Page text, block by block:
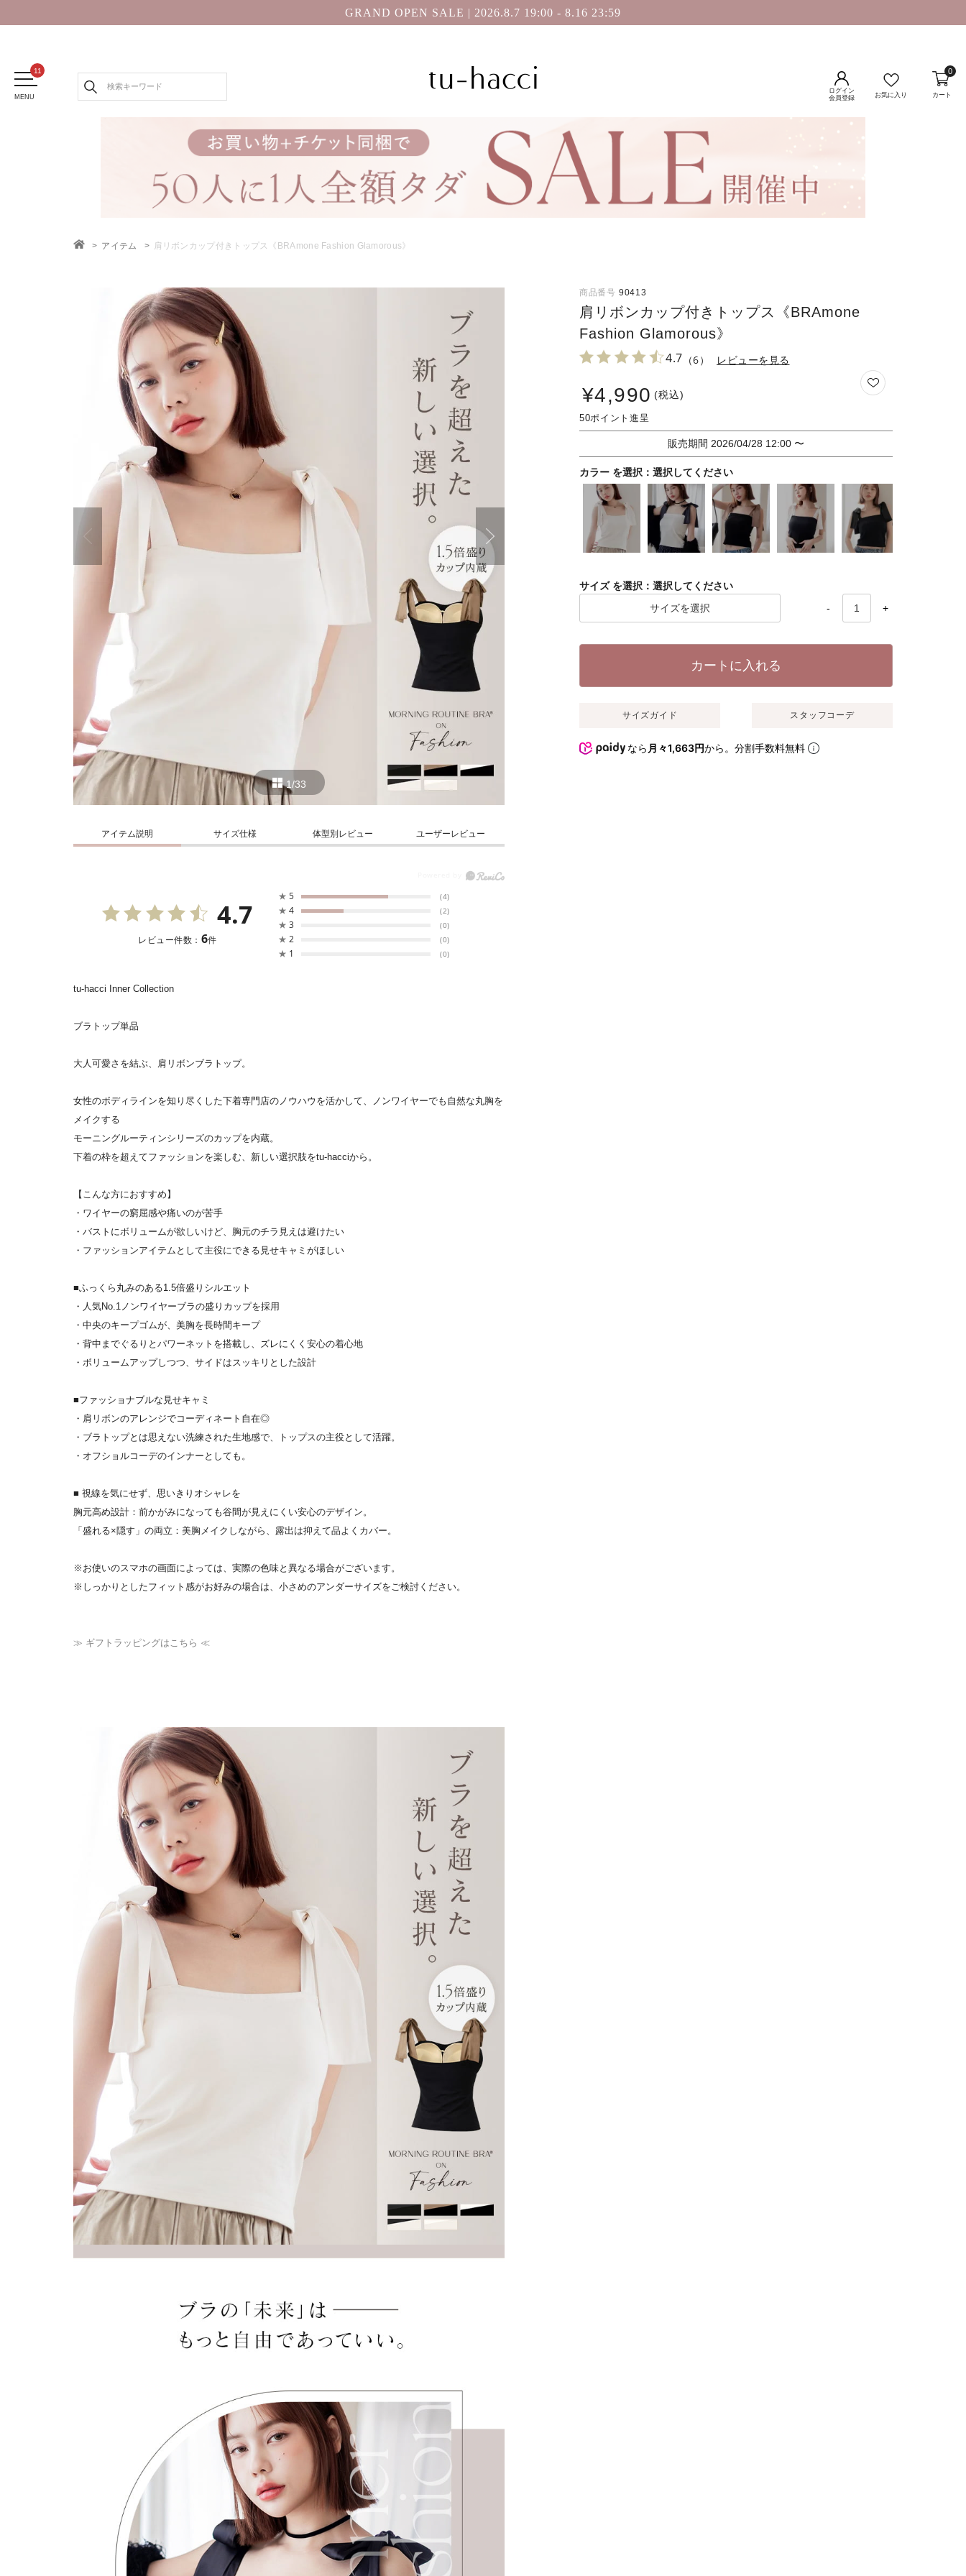
GRAND OPEN SALE | 2026.8.7 19:00 - 8.16 23:59
MENU
ログイン
会員登録
お気に入り カート
0
アイテム 肩リボンカップ付きトップス《BRAmone Fashion Glamorous》
1/33
商品番号 90413
肩リボンカップ付きトップス《BRAmone
Fashion Glamorous》
4.7 （6） レビューを見る
¥4,990 税込
50
販売期間 2026/04/28 12:00 〜
カラー 選択してください
サイズ
選択してください
-
+
カートに入れる
サイズガイド スタッフコーデ
なら 月々1,663円から。分割手数料無料
アイテム説明 サイズ仕様 体型別レビュー ユーザーレビュー
4.7
レビュー件数： 6件
★ 5 (4)
★ 4 (2)
★ 3 (0)
★ 2 (0)
★ 1 (0)
tu-hacci Inner Collection
ブラトップ単品
大人可愛さを結ぶ、肩リボンブラトップ。
女性のボディラインを知り尽くした下着専門店のノウハウを活かして、ノンワイヤーでも自然な丸胸を
メイクする
モーニングルーティンシリーズのカップを内蔵。
下着の枠を超えてファッションを楽しむ、新しい選択肢をtu-hacciから。
【こんな方におすすめ】
・ワイヤーの窮屈感や痛いのが苦手
・バストにボリュームが欲しいけど、胸元のチラ見えは避けたい
・ファッションアイテムとして主役にできる見せキャミがほしい
■ふっくら丸みのある1.5倍盛りシルエット
・人気No.1ノンワイヤーブラの盛りカップを採用
・中央のキープゴムが、美胸を長時間キープ
・背中までぐるりとパワーネットを搭載し、ズレにくく安心の着心地
・ボリュームアップしつつ、サイドはスッキリとした設計
■ファッショナブルな見せキャミ
・肩リボンのアレンジでコーディネート自在◎
・ブラトップとは思えない洗練された生地感で、トップスの主役として活躍。
・オフショルコーデのインナーとしても。
■ 視線を気にせず、思いきりオシャレを
胸元高め設計：前かがみになっても谷間が見えにくい安心のデザイン。
「盛れる×隠す」の両立：美胸メイクしながら、露出は抑えて品よくカバー。
※お使いのスマホの画面によっては、実際の色味と異なる場合がございます。
※しっかりとしたフィット感がお好みの場合は、小さめのアンダーサイズをご検討ください。
≫ ギフトラッピングはこちら ≪